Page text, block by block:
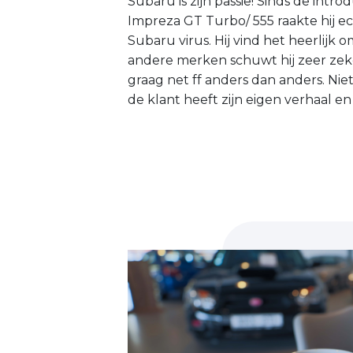
Impreza GT Turbo/ 555 raakte hij
Subaru virus. Hij vind het heerlijk
andere merken schuwt hij zeer
graag net ff anders dan anders.
de klant heeft zijn eigen verhaal